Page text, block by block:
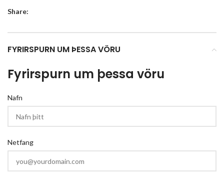
Share:
FYRIRSPURN UM ÞESSA VÖRU
Fyrirspurn um þessa vöru
Nafn
Netfang